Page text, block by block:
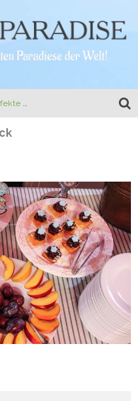
Das perfekte Camping-Gericht: One-Pot-Pasta mit Tomate und Mozzarella
Ferien auf dem Land – 10 besondere Ferienhäuser in Frankreich und Italien